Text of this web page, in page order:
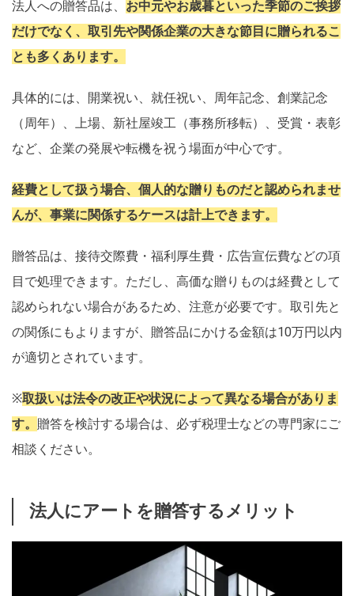
法人への贈答品は、 お中元やお歳暮といった季節のご挨拶
だけでなく、取引先や関係企業の大きな節目に贈られるこ
とも多くあります。
具体的には、開業祝い、就任祝い、周年記念、創業記念
（周年）、上場、新社屋竣工（事務所移転）、受賞・表彰
など、企業の発展や転機を祝う場面が中心です。
経費として扱う場合、個人的な贈りものだと認められませ
んが、事業に関係するケースは計上できます。
贈答品は、接待交際費・福利厚生費・広告宣伝費などの項
目で処理できます。ただし、高価な贈りものは経費として
認められない場合があるため、注意が必要です。取引先と
の関係にもよりますが、贈答品にかける金額は10万円以内
が適切とされています。
※取扱いは法令の改正や状況によって異なる場合がありま
す。 贈答を検討する場合は、必ず税理士などの専門家にご
相談ください。
法人にアートを贈答するメリット